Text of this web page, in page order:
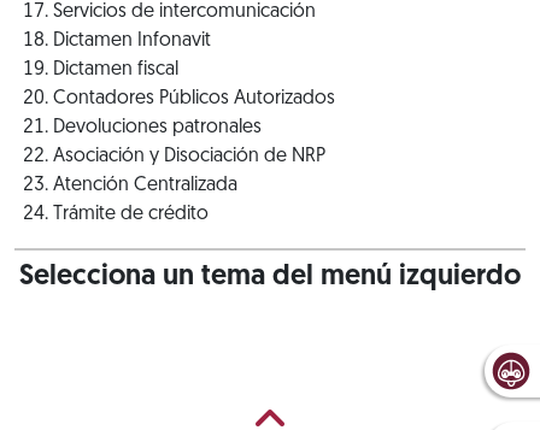
Servicios de intercomunicación
Dictamen Infonavit
Dictamen fiscal
Contadores Públicos Autorizados
Devoluciones patronales
Asociación y Disociación de NRP
Atención Centralizada
Trámite de crédito
Selecciona un tema del menú izquierdo